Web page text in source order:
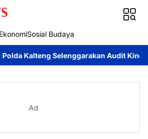
EkonomiSosial Budaya
Audit Kinerja Komprehensif
Ad